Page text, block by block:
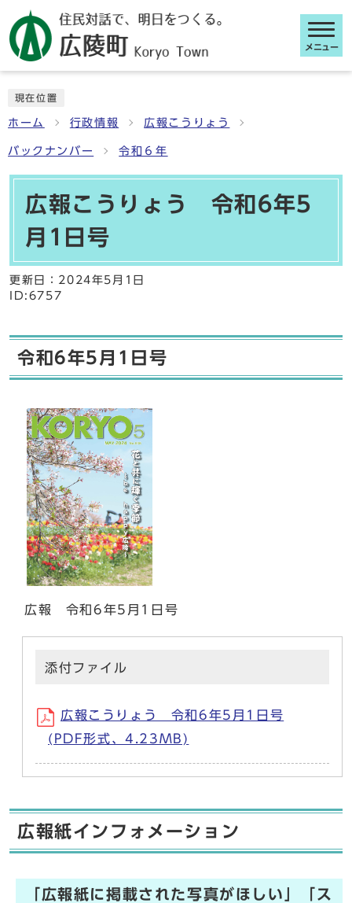
メニュー
現在位置
ホーム 行政情報 広報こうりょう
バックナンバー 令和６年
広報こうりょう 令和6年5
月1日号
更新日： 2024年5月1日
ID:6757
令和6年5月1日号
広報 令和6年5月1日号
添付ファイル
広報こうりょう 令和6年5月1日号
(PDF形式、4.23MB)
広報紙インフォメーション
「広報紙に掲載された写真がほしい」「ス